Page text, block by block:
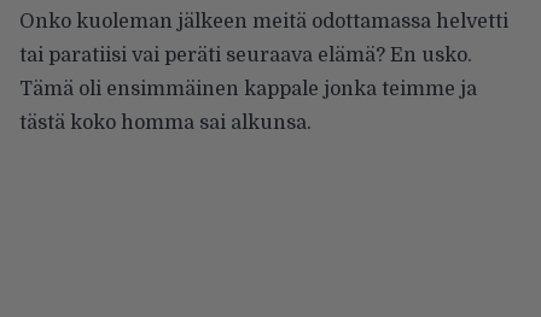
Onko kuoleman jälkeen meitä odottamassa helvetti
tai paratiisi vai peräti seuraava elämä? En usko.
Tämä oli ensimmäinen kappale jonka teimme ja
tästä koko homma sai alkunsa.